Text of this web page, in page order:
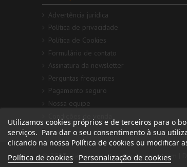
Utilizamos cookies próprios e de terceiros para o
serviços. Para dar o seu consentimento à sua
clicando na nossa Política de cookies ou modificar
Política de cookies Personalização de cookies
Advertência jurídica
Política de privacidade
Política de Cookies
Formulário de contato
Assinatura da newsletter
Perguntas frequentes
Pagamento seguro
Nossa equipe
© 2023 - tapasyregistros.com | cymper.com |